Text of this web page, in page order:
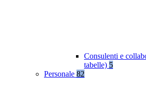
Consulenti e
tabelle) 5
Personale 82